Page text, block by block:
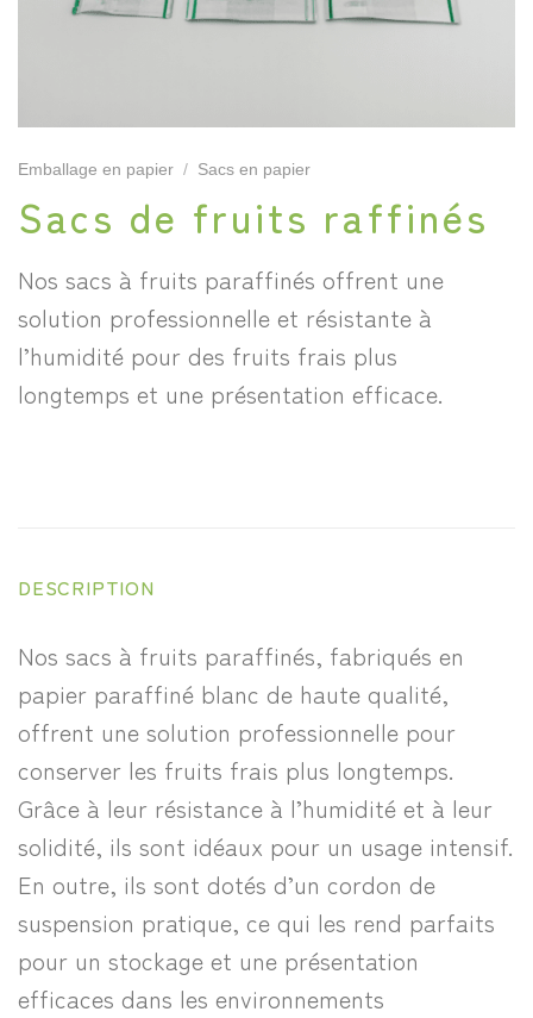
Emballage en papier / Sacs en papier
Sacs de fruits raffinés
Nos sacs à fruits paraffinés offrent une
solution professionnelle et résistante à
l’humidité pour des fruits frais plus
longtemps et une présentation efficace.
DESCRIPTION
Nos sacs à fruits paraffinés, fabriqués en
papier paraffiné blanc de haute qualité,
offrent une solution professionnelle pour
conserver les fruits frais plus longtemps.
Grâce à leur résistance à l’humidité et à leur
solidité, ils sont idéaux pour un usage intensif.
En outre, ils sont dotés d’un cordon de
suspension pratique, ce qui les rend parfaits
pour un stockage et une présentation
efficaces dans les environnements